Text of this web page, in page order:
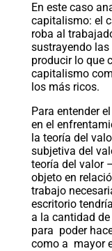
En este caso
capitalismo: el
roba al
sustrayendo las
producir lo que
capitalismo
los más ricos.
Para entender
en el
la teoría del
subjetiva del
teoría del valor
objeto en
trabajo
escritorio
a la cantidad
para poder
como a mayor